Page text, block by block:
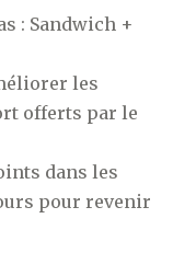
: Sandwich +
les
offerts par le
dans les
pour revenir